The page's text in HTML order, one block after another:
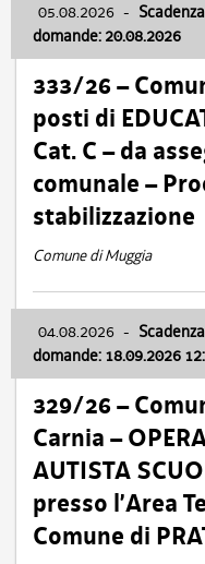
05.08.2026 -
domande: 20.08.2026
333/26 –
posti di
Cat. C – da
comunale –
stabilizzazione
Comune di Muggia
04.08.2026 -
domande: 18.09.2026
329/26 –
Carnia –
AUTISTA
presso l’Area
Comune di